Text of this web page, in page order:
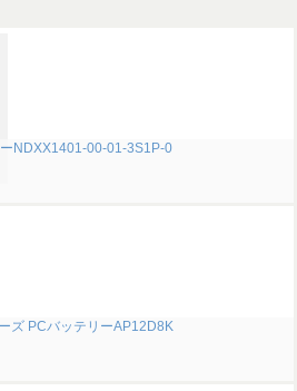
NDXX1401-00-01-3S1P-0
ズ PCバッテリーAP12D8K